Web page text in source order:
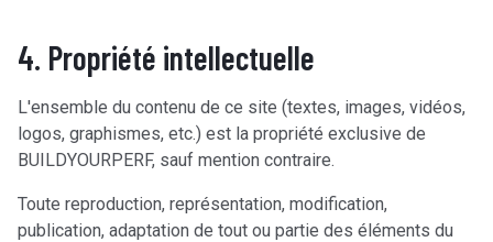
4. Propriété intellectuelle
L'ensemble du contenu de ce site (textes, images, vidéos,
logos, graphismes, etc.) est la propriété exclusive de
BUILDYOURPERF, sauf mention contraire.
Toute reproduction, représentation, modification,
publication, adaptation de tout ou partie des éléments du